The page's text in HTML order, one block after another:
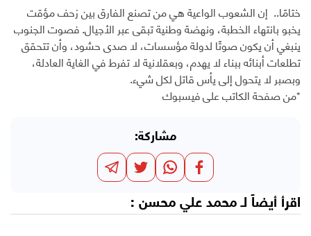
ختامًا.. إن الشعوب الواعية هي من تصنع الفارق بين زحف مؤقت
يخبو بانتهاء الخطبة، ونهضة وطنية تبقى عبر الأجيال. فصوت الجنوب
ينبغي أن يكون صوتًا لدولة مؤسسات، لا صدى حشود، وأن تتحقق
تطلعات أبنائه ببناء لا يهدم، وبعقلانية لا تفرط في الغاية العادلة،
وبصبر لا يتحول إلى يأس قاتل لكل شيء.
*من صفحة الكاتب على فيسبوك
مشاركة:
اقرأ أيضاً لـ محمد علي محسن :